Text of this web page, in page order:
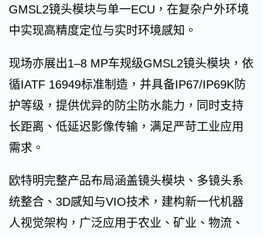
GMSL2镜头模块与单一ECU，在复杂户外环境
中实现高精度定位与实时环境感知。
现场亦展出1–8 MP车规级GMSL2镜头模块，依
循IATF 16949标准制造，并具备IP67/IP69K防
护等级，提供优异的防尘防水能力，同时支持
长距离、低延迟影像传输，满足严苛工业应用
需求。
欧特明完整产品布局涵盖镜头模块、多镜头系
统整合、3D感知与VIO技术，建构新一代机器
人视觉架构，广泛应用于农业、矿业、物流、